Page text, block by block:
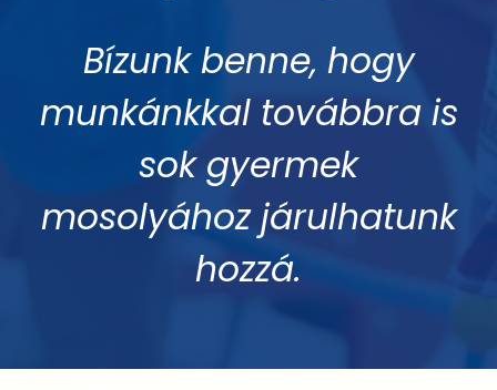
Bízunk benne, hogy
munkánkkal továbbra is
sok gyermek
mosolyához járulhatunk
hozzá.